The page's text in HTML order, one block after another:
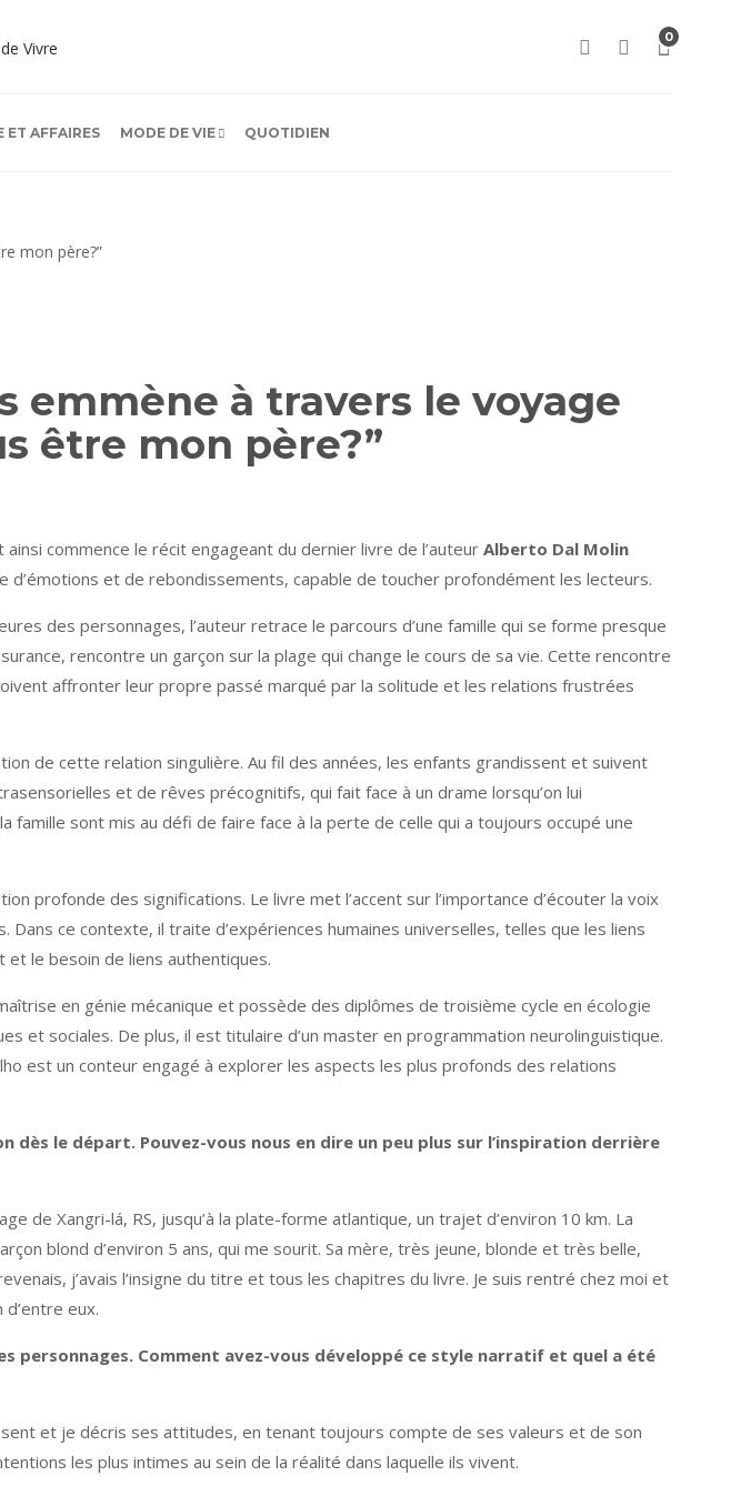
0
ET AFFAIRES MODE DE VIE QUOTIDIEN
emmène à travers le voyage
être mon père?”
commence le récit engageant du dernier livre de l’auteur Alberto Dal Molin
et de rebondissements, capable de toucher profondément les lecteurs.
des personnages, l’auteur retrace le parcours d’une famille qui se forme presque
rencontre un garçon sur la plage qui change le cours de sa vie. Cette rencontre
affronter leur propre passé marqué par la solitude et les relations frustrées
de cette relation singulière. Au fil des années, les enfants grandissent et suivent
et de rêves précognitifs, qui fait face à un drame lorsqu’on lui
sont mis au défi de faire face à la perte de celle qui a toujours occupé une
profonde des significations. Le livre met l’accent sur l’importance d’écouter la voix
ce contexte, il traite d’expériences humaines universelles, telles que les liens
et le besoin de liens authentiques.
en génie mécanique et possède des diplômes de troisième cycle en écologie
et sociales. De plus, il est titulaire d’un master en programmation neurolinguistique.
est un conteur engagé à explorer les aspects les plus profonds des relations
le départ. Pouvez-vous nous en dire un peu plus sur l’inspiration derrière
de Xangri-lá, RS, jusqu’à la plate-forme atlantique, un trajet d’environ 10 km. La
blond d’environ 5 ans, qui me sourit. Sa mère, très jeune, blonde et très belle,
j’avais l’insigne du titre et tous les chapitres du livre. Je suis rentré chez moi et
eux.
personnages. Comment avez-vous développé ce style narratif et quel a été
et je décris ses attitudes, en tenant toujours compte de ses valeurs et de son
les plus intimes au sein de la réalité dans laquelle ils vivent.